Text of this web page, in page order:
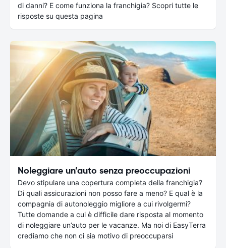
di danni? E come funziona la franchigia? Scopri tutte le
risposte su questa pagina
Noleggiare un’auto senza preoccupazioni
Devo stipulare una copertura completa della franchigia?
Di quali assicurazioni non posso fare a meno? E qual è la
compagnia di autonoleggio migliore a cui rivolgermi?
Tutte domande a cui è difficile dare risposta al momento
di noleggiare un’auto per le vacanze. Ma noi di EasyTerra
crediamo che non ci sia motivo di preoccuparsi